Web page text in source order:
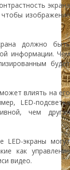
экрана
изображение
должно быть
информации. Чем
будет
влиять на его
LED-подсветка
чем другая
LED-экраны могут
как управление
видео.